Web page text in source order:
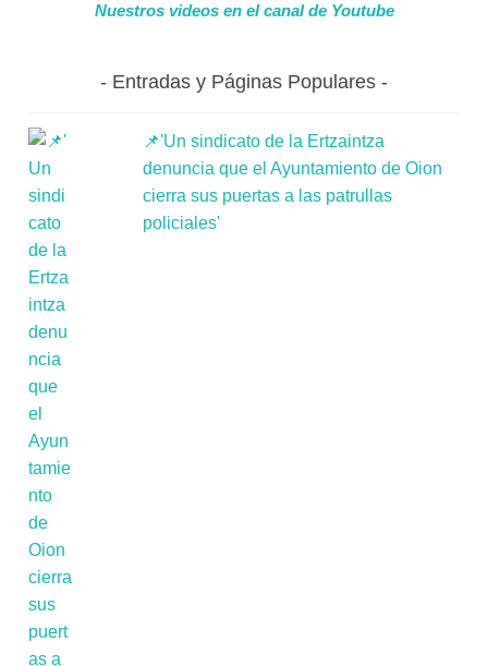
Nuestros videos en el canal de Youtube
Entradas y Páginas Populares
📌'Un sindicato de la Ertzaintza
denuncia que el Ayuntamiento de Oion
cierra sus puertas a las patrullas
policiales'